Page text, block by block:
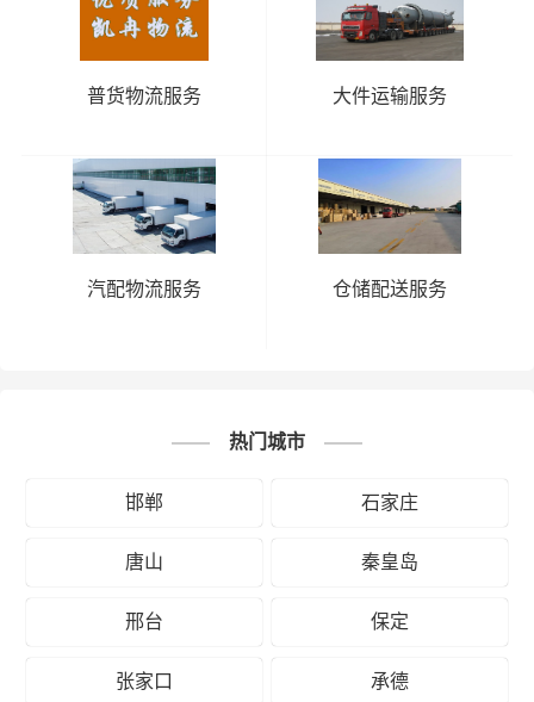
普货物流服务 大件运输服务
汽配物流服务 仓储配送服务
热门城市
邯郸 石家庄
唐山 秦皇岛
邢台 保定
张家口 承德